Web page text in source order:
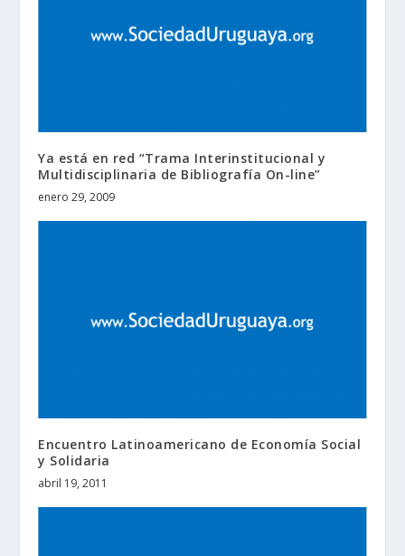
Ya está en red “Trama Interinstitucional y
Multidisciplinaria de Bibliografía On-line”
enero 29, 2009
Encuentro Latinoamericano de Economía Social
y Solidaria
abril 19, 2011